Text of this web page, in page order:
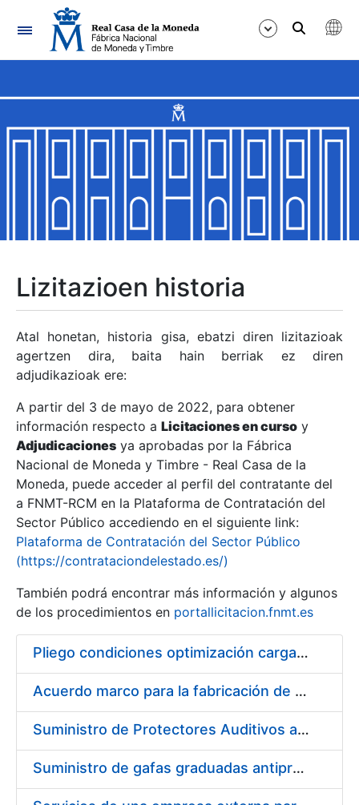
Nabigazioa
Erakutsi/Ezkutatu
Erakutsi/Ezkutatu
Erakutsi/Ezkutatu
Erakutsi/Ezkutatu
Erakutsi/Ezkutatu
Erakutsi/Ezkutatu
Erakutsi/Ezkutatu
Erakutsi/Ezkutatu
Lizitazioen historia
Atal honetan, historia gisa, ebatzi diren lizitazioak
agertzen dira, baita hain berriak ez diren
adjudikazioak ere:
A partir del 3 de mayo de 2022, para obtener
información respecto a Licitaciones en curso y
Adjudicaciones ya aprobadas por la Fábrica
Nacional de Moneda y Timbre - Real Casa de la
Moneda, puede acceder al perfil del contratante del
a FNMT-RCM en la Plataforma de Contratación del
Sector Público accediendo en el siguiente link:
Plataforma de Contratación del Sector Público
(https://contrataciondelestado.es/)
También podrá encontrar más información y algunos
de los procedimientos en portallicitacion.fnmt.es
Pliego condiciones optimización cargas compras firmado
Acuerdo marco para la fabricación de piezas
Suministro de Protectores Auditivos a medida para las personas trabajadoras de los Centros de Trabajo de Madrid y Burgos
Suministro de gafas graduadas antiproyecciones para los trabajadores de la FNMT-RCM en los centros de trabajo de Madrid y Burgos